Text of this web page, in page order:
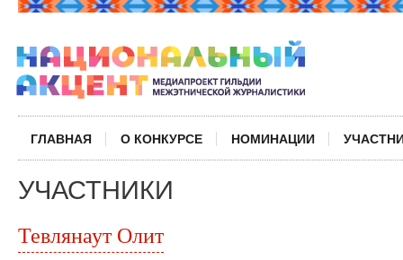
ГЛАВНАЯ О КОНКУРСЕ НОМИНАЦИИ
УЧАСТНИКИ
Тевлянаут Олит